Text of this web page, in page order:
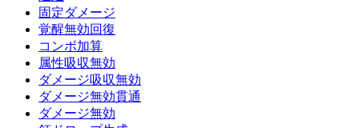
固定ダメージ
覚醒無効回復
コンボ加算
属性吸収無効
ダメージ吸収無効
ダメージ無効貫通
ダメージ無効